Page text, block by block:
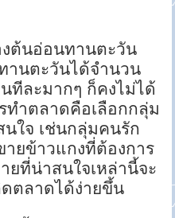
ต้นอ่อนทานตะวัน
านตะวันได้จำนวน
ทีละมากๆ ก็คงไม่ได้
ทำตลาดคือเลือกกลุ่ม
ใจ เช่นกลุ่มคนรัก
ยข้าวแกงที่ต้องการ
ยที่น่าสนใจเหล่านี้จะ
ตลาดได้ง่ายขึ้น